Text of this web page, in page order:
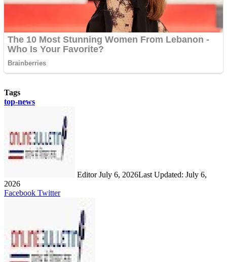
Tags
top-news
Editor July 6, 2026Last Updated: July 6,
2026
Facebook TwitterLinkedIn
Share
Print